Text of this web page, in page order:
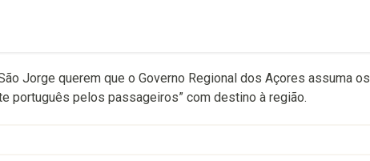
Jorge querem que o Governo Regional dos Açores assuma os
português pelos passageiros” com destino à região.